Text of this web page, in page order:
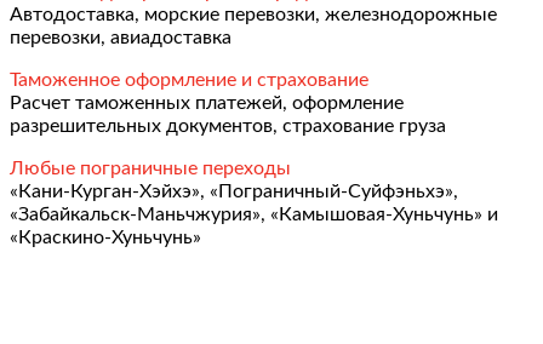
Автодоставка, морские перевозки, железнодорожные
перевозки, авиадоставка
Таможенное оформление и страхование
Расчет таможенных платежей, оформление
разрешительных документов, страхование груза
Любые пограничные переходы
«Кани-Курган-Хэйхэ», «Пограничный-Суйфэньхэ»,
«Забайкальск-Маньчжурия», «Камышовая-Хуньчунь» и
«Краскино-Хуньчунь»